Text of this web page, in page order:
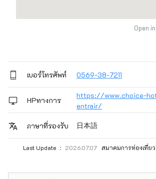
Open
เบอร์โทรศัพท์ 0569-38-7211
HPทางการ
https://www.choice-
entrair/
ภาษาที่รองรับ 日本語
Last Update ： 2026.07.07 สมาคมการท่องเที่ย